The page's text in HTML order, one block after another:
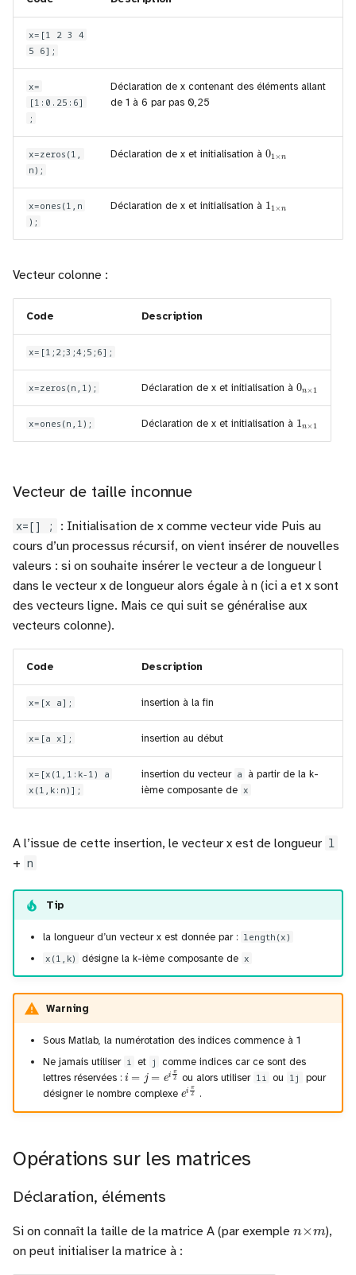
x=[1 2 3 4
5 6];
x=
[1:0.25:6]
;
Déclaration de x contenant des éléments allant
de 1 à 6 par pas 0,25
x=zeros(1,
n);
Déclaration de x et initialisation à
x=ones(1,n
);
Déclaration de x et initialisation à
Vecteur colonne :
Code Description
x=[1;2;3;4;5;6];
x=zeros(n,1); Déclaration de x et initialisation à
x=ones(n,1); Déclaration de x et initialisation à
Vecteur de taille inconnue
x=[] ;
: Initialisation de x comme vecteur vide Puis au
cours d’un processus récursif, on vient insérer de nouvelles
valeurs : si on souhaite insérer le vecteur a de longueur l
dans le vecteur x de longueur alors égale à n (ici a et x sont
des vecteurs ligne. Mais ce qui suit se généralise aux
vecteurs colonne).
Code Description
x=[x a]; insertion à la fin
x=[a x]; insertion au début
x=[x(1,1:k-1) a
x(1,k:n)];
insertion du vecteur a à partir de la k-
ième composante de x
A l’issue de cette insertion, le vecteur x est de longueur l
+ n
Tip
la longueur d’un vecteur x est donnée par : length(x)
x(1,k) désigne la k-ième composante de x
Warning
Sous Matlab, la numérotation des indices commence à 1
Ne jamais utiliser i et j comme indices car ce sont des
lettres réservées : i= =ei 2 ou alors utiliser 1i ou 1j
pour
désigner le nombre complexe eiπ .
Opérations sur les matrices
Déclaration, éléments
Si on connaît la taille de la matrice A (par exemple
),
on peut initialiser la matrice à :